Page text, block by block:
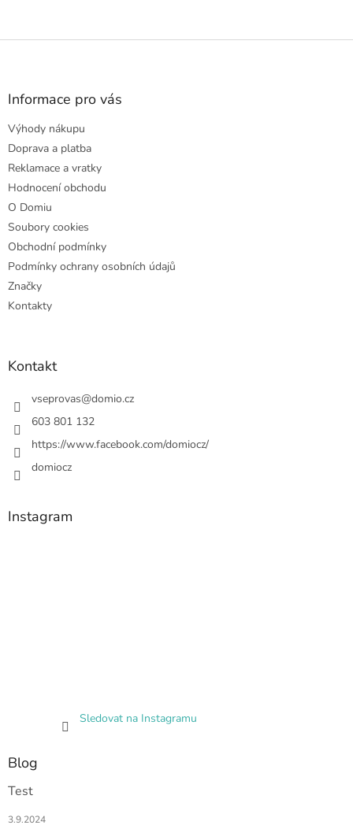
Z
Informace pro vás
Výhody nákupu
Doprava a platba
Reklamace a vratky
Hodnocení obchodu
O Domiu
Soubory cookies
Obchodní podmínky
Podmínky ochrany osobních údajů
Značky
Kontakty
Kontakt
vseprovas@domio.cz
603 801 132
https://www.facebook.com/domiocz/
domiocz
Instagram
Sledovat na Instagramu
Blog
Test
3.9.2024